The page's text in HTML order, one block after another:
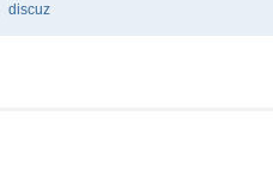
discuz